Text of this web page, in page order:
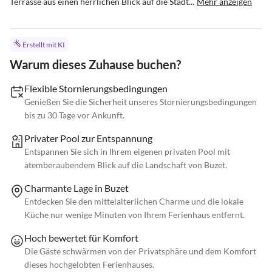
Erstellt mit KI
Warum dieses Zuhause buchen?
Flexible Stornierungsbedingungen
Genießen Sie die Sicherheit unseres Stornierungsbedingungen
bis zu 30 Tage vor Ankunft.
Privater Pool zur Entspannung
Entspannen Sie sich in Ihrem eigenen privaten Pool mit
atemberaubendem Blick auf die Landschaft von Buzet.
Charmante Lage in Buzet
Entdecken Sie den mittelalterlichen Charme und die lokale
Küche nur wenige Minuten von Ihrem Ferienhaus entfernt.
Hoch bewertet für Komfort
Die Gäste schwärmen von der Privatsphäre und dem Komfort
dieses hochgelobten Ferienhauses.